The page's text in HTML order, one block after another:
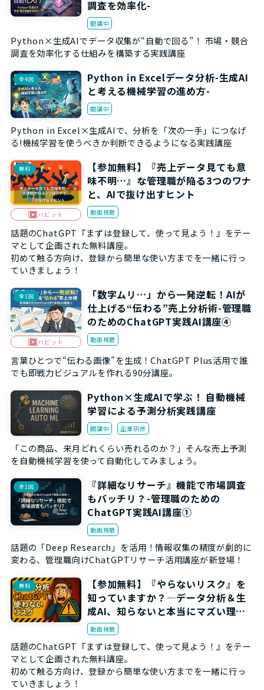
調査を効率化-
開講中
Python×生成AIでデータ収集が“自動で回る”！ 市場・競合
調査を効率化する仕組みを構築する実践講座
全4回
Python in Excelデータ分析-生成AI
と考える機械学習の進め方-
開講中
Python in Excel×生成AIで、分析を「次の一手」につなげ
る!機械学習を使うべきか判断できるようになる実践講座
無料
ハビット
【参加無料】『売上データ見ても意
味不明…』な管理職が陥る3つのワナ
と、AIで抜け出すヒント
動画視聴
話題のChatGPT『まずは登録して、使って見よう！』をテー
マとして企画された無料講座。
初めて触る方向け、登録から簡単な使い方までを一緒に行っ
ていきましょう！
全1回
ハビット
「数字ムリ…」から一発逆転！AIが
仕上げる“伝わる”売上分析術-管理職
のためのChatGPT実践AI講座④
動画視聴
言葉ひとつで“伝わる画像”を生成！ChatGPT Plus活用で誰
でも即戦力ビジュアルを作れる90分講座。
Python×生成AIで学ぶ！ 自動機械
学習による予測分析実践講座
開講中 企業研修
「この商品、来月どれくらい売れるのか？」そんな売上予測
を自動機械学習を使って自動化してみましょう。
全1回
『詳細なリサーチ』機能で市場調査
もバッチリ？-管理職のための
ChatGPT実践AI講座①
動画視聴
話題の「Deep Research」を活用！情報収集の精度が劇的に
変わる、管理職向けChatGPTリサーチ活用講座が新登場！
無料
【参加無料】『やらないリスク』を
知っていますか？―データ分析＆生
成AI、知らないと本当にマズい理由
講座
動画視聴
話題のChatGPT『まずは登録して、使って見よう！』をテー
マとして企画された無料講座。
初めて触る方向け、登録から簡単な使い方までを一緒に行っ
ていきましょう！